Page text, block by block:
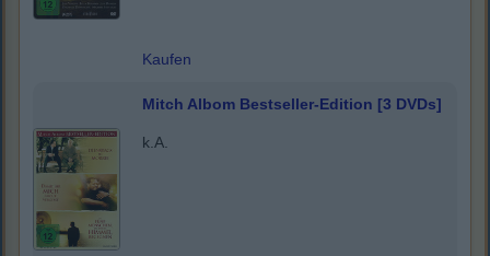
Kaufen
Mitch Albom Bestseller-Edition [3 DVDs]
k.A.